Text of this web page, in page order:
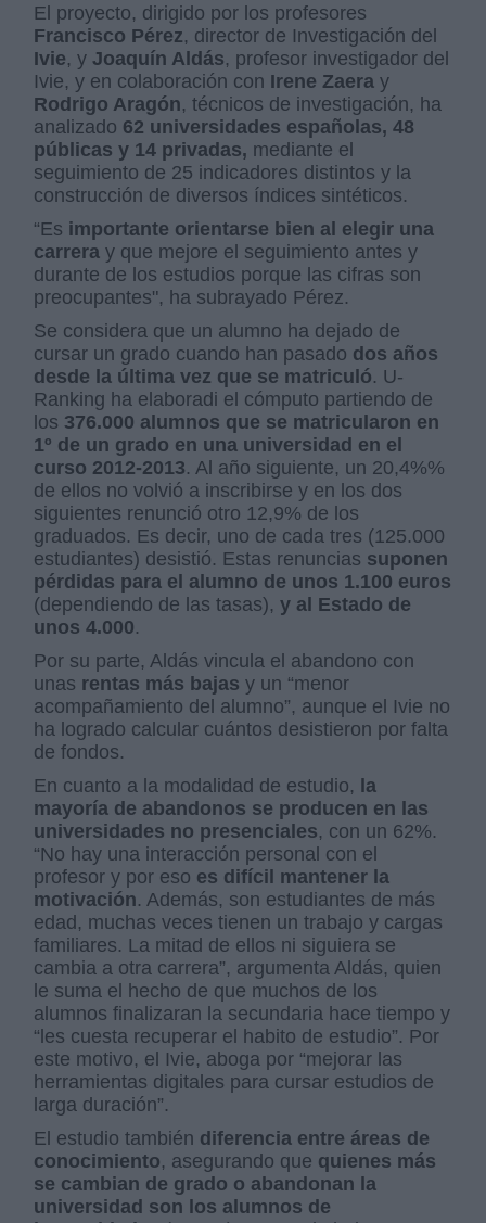
El proyecto, dirigido por los profesores
Francisco Pérez, director de Investigación del
Ivie, y Joaquín Aldás, profesor investigador del
Ivie, y en colaboración con Irene Zaera y
Rodrigo Aragón, técnicos de investigación, ha
analizado 62 universidades españolas, 48
públicas y 14 privadas, mediante el
seguimiento de 25 indicadores distintos y la
construcción de diversos índices sintéticos.
“Es importante orientarse bien al elegir una
carrera y que mejore el seguimiento antes y
durante de los estudios porque las cifras son
preocupantes", ha subrayado Pérez.
Se considera que un alumno ha dejado de
cursar un grado cuando han pasado dos años
desde la última vez que se matriculó. U-
Ranking ha elaboradi el cómputo partiendo de
los 376.000 alumnos que se matricularon en
1º de un grado en una universidad en el
curso 2012-2013. Al año siguiente, un 20,4%%
de ellos no volvió a inscribirse y en los dos
siguientes renunció otro 12,9% de los
graduados. Es decir, uno de cada tres (125.000
estudiantes) desistió. Estas renuncias suponen
pérdidas para el alumno de unos 1.100 euros
(dependiendo de las tasas),y al Estado de
unos 4.000.
Por su parte, Aldás vincula el abandono con
unas rentas más bajas y un “menor
acompañamiento del alumno”, aunque el Ivie no
ha logrado calcular cuántos desistieron por falta
de fondos.
En cuanto a la modalidad de estudio, la
mayoría de abandonos se producen en las
universidades no presenciales, con un 62%.
“No hay una interacción personal con el
profesor y por eso es difícil mantener la
motivación. Además, son estudiantes de más
edad, muchas veces tienen un trabajo y cargas
familiares. La mitad de ellos ni siguiera se
cambia a otra carrera”, argumenta Aldás, quien
le suma el hecho de que muchos de los
alumnos finalizaran la secundaria hace tiempo y
“les cuesta recuperar el habito de estudio”. Por
este motivo, el Ivie, aboga por “mejorar las
herramientas digitales para cursar estudios de
larga duración”.
El estudio también diferencia entre áreas de
conocimiento, asegurando que quienes más
se cambian de grado o abandonan la
universidad son los alumnos de